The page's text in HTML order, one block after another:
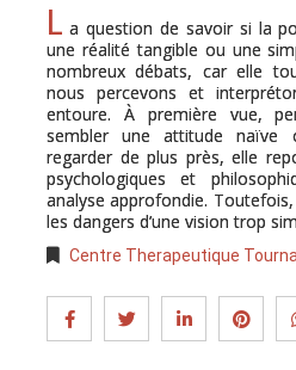
L a question de savoir si la
une réalité tangible ou une
nombreux débats, car elle
nous percevons et
entoure. À première vue,
sembler une attitude
regarder de plus près, elle
psychologiques et
analyse approfondie.
les dangers d’une vision trop
Centre Therapeutique